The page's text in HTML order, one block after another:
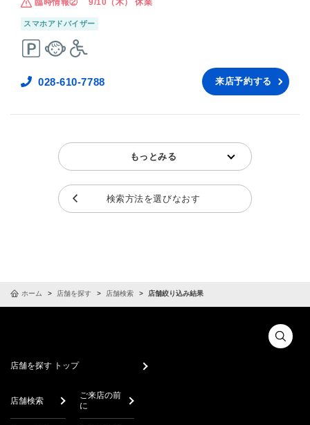
臨時情報②
9/10（木） 休業
スマホアドバイザー
028-610-7788 来店予約する
もっとみる
検索方法を選びなおす
ホーム 店舗を探す 店舗検索 店舗絞り込み結果
店舗を探す トップ
店舗検索
ご来店の前
に